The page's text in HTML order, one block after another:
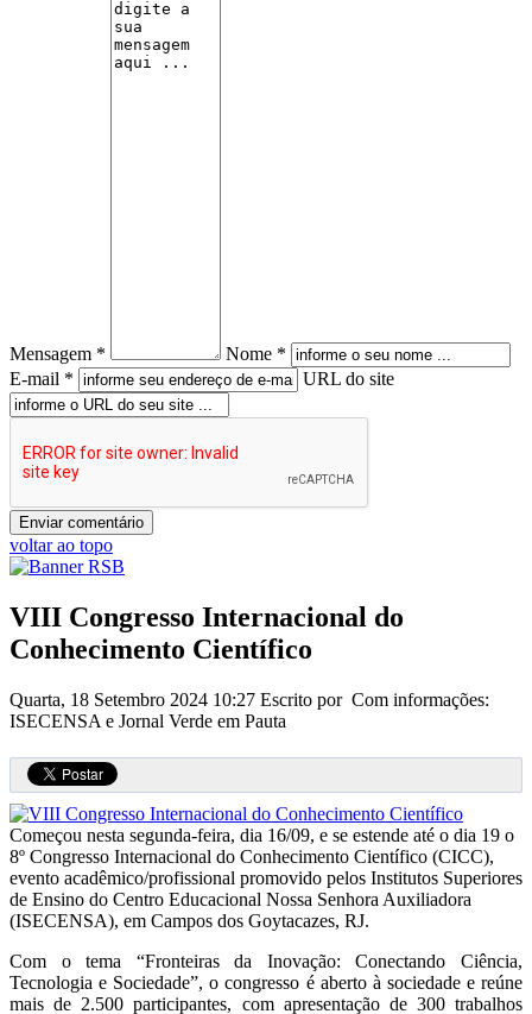
Mensagem *
Nome *
E-mail *
URL do site
voltar ao topo
VIII Congresso Internacional do
Conhecimento Científico
Quarta, 18 Setembro 2024 10:27 Escrito por Com informações:
ISECENSA e Jornal Verde em Pauta
Começou nesta segunda-feira, dia 16/09, e se estende até o dia 19 o
8º Congresso Internacional do Conhecimento Científico (CICC),
evento acadêmico/profissional promovido pelos Institutos Superiores
de Ensino do Centro Educacional Nossa Senhora Auxiliadora
(ISECENSA), em Campos dos Goytacazes, RJ.
Com o tema “Fronteiras da Inovação: Conectando Ciência,
Tecnologia e Sociedade”, o congresso é aberto à sociedade e reúne
mais de 2.500 participantes, com apresentação de 300 trabalhos